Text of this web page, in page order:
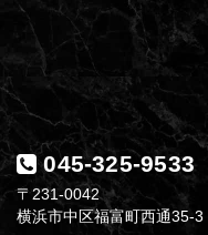
045-325-9533
〒231-0042
横浜市中区福富町西通35-